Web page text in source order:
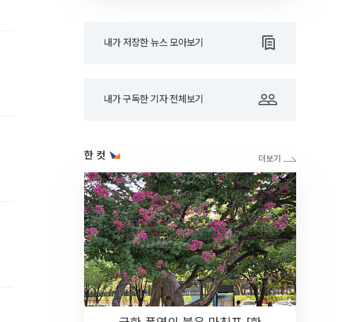
내가 저장한 뉴스 모아보기
내가 구독한 기자 전체보기
한 컷